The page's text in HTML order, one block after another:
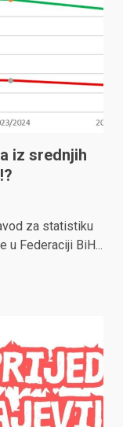
iz srednjih
za statistiku
u Federaciji BiH...